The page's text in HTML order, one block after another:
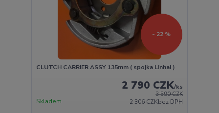
- 22 %
CLUTCH CARRIER ASSY 135mm ( spojka Linhai )
3 590 CZK
2 790 CZK/ks
2 306 CZKbez DPH
Skladem